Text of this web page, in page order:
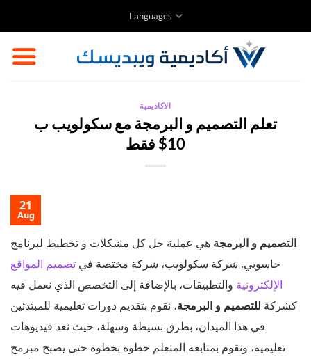
to
content
Languages
الاكاديمية
تعلم التصميم و البرمجة مع سكولويب ب
10$ فقط
21
Aug
التصميم و البرمجة هي عملية حل كل مشكلات و تخطيط لبرنامج
حاسوبي. شركة سكولويب، شركة مختصة في تصميم المواقع
الإلكترونية والتطبيقات، بالإضافة إلى التخصص الذي نعمل فيه
كشركة للتصميم و البرمجة، نقوم بتقديم دورات تعليمية للمبتدئين
في هذا الميدان، بطرق بسيطة وسهلة، حيث نعد فيديوهات
تعليمية، ونقوم بمتابعة المتعلم خطوة بخطوة حتى يصبح مبرمج